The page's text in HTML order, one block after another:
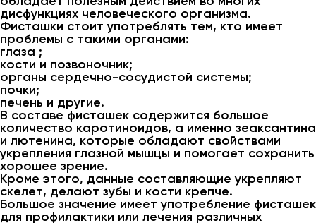
дисфункциях человеческого организма.
Фисташки стоит употреблять тем, кто имеет
проблемы с такими органами:
глаза ;
кости и позвоночник;
органы сердечно-сосудистой системы;
почки;
печень и другие.
В составе фисташек содержится большое
количество каротиноидов, а именно зеаксантина
и лютенина, которые обладают свойствами
укрепления глазной мышцы и помогает сохранить
хорошее зрение.
Кроме этого, данные составляющие укрепляют
скелет, делают зубы и кости крепче.
Большое значение имеет употребление фисташек
для профилактики или лечения различных